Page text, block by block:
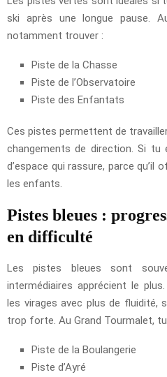
ski après une longue pause.
notamment trouver :
Piste de la Chasse
Piste de l’Observatoire
Piste des Enfantats
Ces pistes permettent de
changements de direction. Si tu
d’espace qui rassure, parce
les enfants.
Pistes bleues :
en difficulté
Les pistes bleues sont
intermédiaires apprécient le
les virages avec plus de fluidité,
trop forte. Au Grand Tourmalet,
Piste de la Boulangerie
Piste d’Ayré